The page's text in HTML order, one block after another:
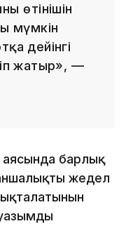
өтінішін
мүмкін
дейінгі
жатыр», —
барлық
жедел